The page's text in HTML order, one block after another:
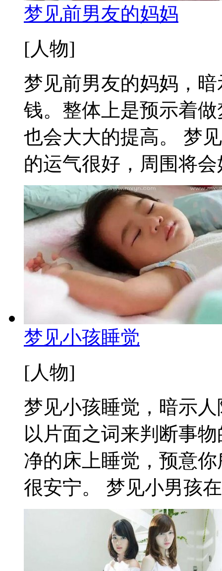
梦见前男友的妈妈
[人物]
梦见前男友的妈妈，
钱。整体上是预示着
也会大大的提高。 梦
的运气很好，周围将
梦见小孩睡觉
[人物]
梦见小孩睡觉，暗示
以片面之词来判断事
净的床上睡觉，预意
很安宁。 梦见小男孩